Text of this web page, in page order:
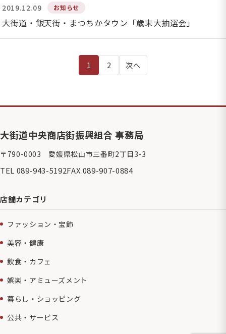
2019.12.09 お知らせ
大街道・銀天街・まつちかタウン「歳末大抽選会」
ジ
送
り
1 2 次へ
大街道中央商店街振興組合 事務局
〒790-0003 愛媛県松山市三番町2丁目3-3
TEL 089-943-5192FAX 089-907-0884
店舗カテゴリ
ファッション・宝飾
美容・健康
飲食・カフェ
娯楽・アミューズメント
暮らし・ショッピング
公共・サービス